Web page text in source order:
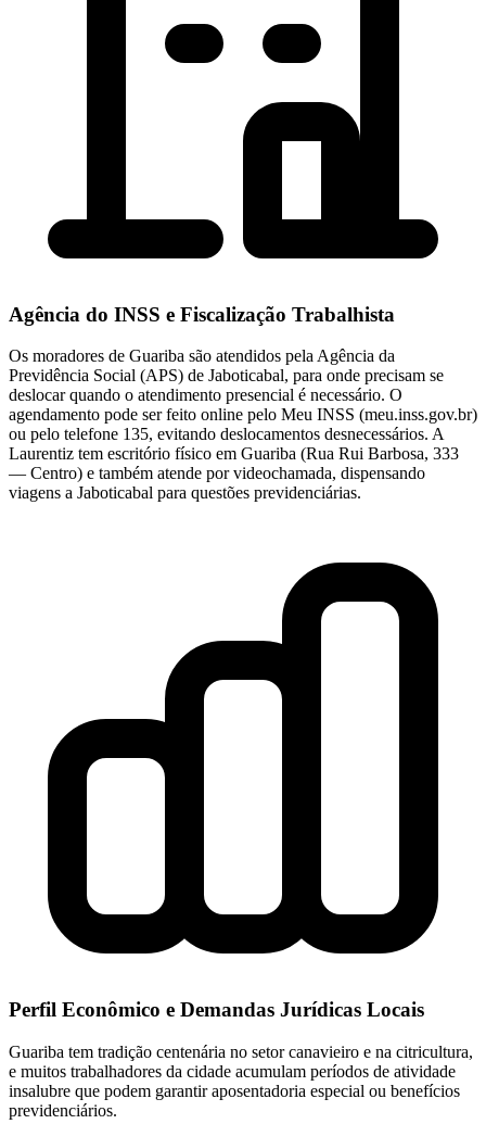
Agência do INSS e Fiscalização Trabalhista
Os moradores de Guariba são atendidos pela Agência da
Previdência Social (APS) de Jaboticabal, para onde precisam se
deslocar quando o atendimento presencial é necessário. O
agendamento pode ser feito online pelo Meu INSS (meu.inss.gov.br)
ou pelo telefone 135, evitando deslocamentos desnecessários. A
Laurentiz tem escritório físico em Guariba (Rua Rui Barbosa, 333
— Centro) e também atende por videochamada, dispensando
viagens a Jaboticabal para questões previdenciárias.
Perfil Econômico e Demandas Jurídicas Locais
Guariba tem tradição centenária no setor canavieiro e na citricultura,
e muitos trabalhadores da cidade acumulam períodos de atividade
insalubre que podem garantir aposentadoria especial ou benefícios
previdenciários.